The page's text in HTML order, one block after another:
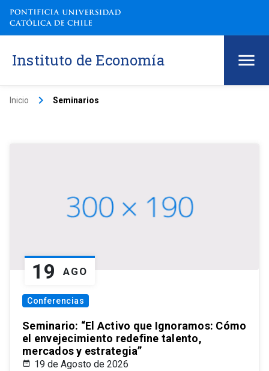
Instituto de Economía
Inicio keyboard_arrow_right Seminarios
19 AGO
Conferencias
Seminario: “El Activo que Ignoramos: Cómo
el envejecimiento redefine talento,
mercados y estrategia”
19 de Agosto de 2026